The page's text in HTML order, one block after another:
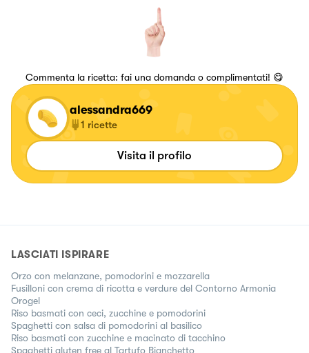
Commenta la ricetta: fai una domanda o complimentati! 😋
alessandra669
1 ricette
Visita il profilo
LASCIATI ISPIRARE
Orzo con melanzane, pomodorini e mozzarella
Fusilloni con crema di ricotta e verdure del Contorno Armonia
Orogel
Riso basmati con ceci, zucchine e pomodorini
Spaghetti con salsa di pomodorini al basilico
Riso basmati con zucchine e macinato di tacchino
Spaghetti gluten free al Tartufo Bianchetto